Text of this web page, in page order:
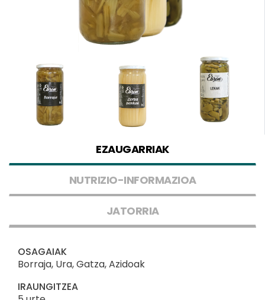
EZAUGARRIAK
NUTRIZIO-INFORMAZIOA
JATORRIA
OSAGAIAK
Borraja, Ura, Gatza, Azidoak
IRAUNGITZEA